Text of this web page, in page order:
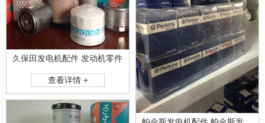
久保田发电机配件 发动机零件
查看详情 +